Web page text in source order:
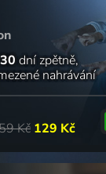
30 dní zpětně
nahrávání
Kč 129 Kč